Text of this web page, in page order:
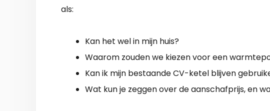
als:
Kan het wel in mijn huis?
Waarom zouden we kiezen voor een
Kan ik mijn bestaande CV-ketel blijven
Wat kun je zeggen over de aanschafprijs, en